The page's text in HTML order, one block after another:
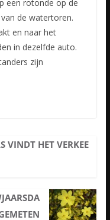
een rotonde op de
de watertoren.
en naarhet
in dezelfde auto.
zijn
VINDT HET VERKEE